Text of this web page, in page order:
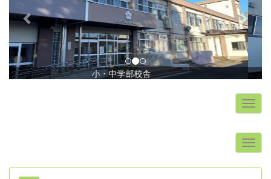
小・中学部校舎
v
i
o
u
s
t